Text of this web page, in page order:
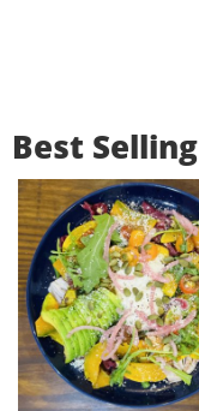
Best Selling